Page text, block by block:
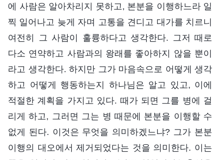
에 사람은 알아차리지 못하고, 본분을 이행하느라 일
찍 일어나고 늦게 자며 고통을 견디고 대가를 치르니
여전히 그 사람이 훌륭하다고 생각한다. 그저 때로
다소 연약하고 사람과의 왕래를 좋아하지 않을 뿐이
라고 생각한다. 하지만 그가 마음속으로 어떻게 생각
하고 어떻게 행동하는지 하나님은 알고 있고, 이에
적절한 계획을 가지고 있다. 때가 되면 그를 병에 걸
리게 하고, 그러면 그는 병 때문에 본분을 이행할 수
없게 된다. 이것은 무엇을 의미하겠느냐? 그가 본분
이행의 대오에서 제거되었다는 것을 의미한다. 이는